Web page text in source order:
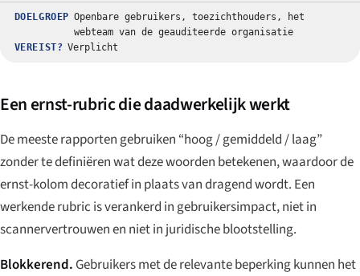
DOELGROEP Openbare gebruikers, toezichthouders, het
webteam van de geauditeerde organisatie
VEREIST? Verplicht
Een ernst-rubric die daadwerkelijk werkt
De meeste rapporten gebruiken “hoog / gemiddeld / laag”
zonder te definiëren wat deze woorden betekenen, waardoor de
ernst-kolom decoratief in plaats van dragend wordt. Een
werkende rubric is verankerd in gebruikersimpact, niet in
scannervertrouwen en niet in juridische blootstelling.
Blokkerend. Gebruikers met de relevante beperking kunnen het